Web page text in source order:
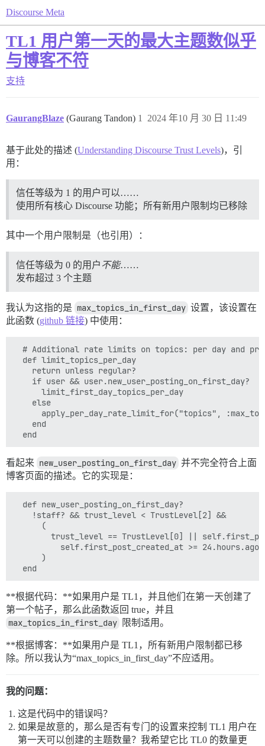
Discourse Meta
TL1 用户第一天的最大主题数似乎
与博客不符
支持
GaurangBlaze (Gaurang Tandon) 2024 年10 月 30 日 11:49
1
基于此处的描述 (Understanding Discourse Trust Levels)，引
用：
信任等级为 1 的用户可以……
使用所有核心 Discourse 功能；所有新用户限制均已移除
其中一个用户限制是（也引用）：
信任等级为 0 的用户 不能……
发布超过 3 个主题
我认为这指的是 max_topics_in_first_day 设置，该设置在
此函数 (github 链接) 中使用：
# Additional rate limits on topics: per day and
  def limit_topics_per_day
    return unless regular?
    if user && user.new_user_posting_on_first_day?
      limit_first_day_topics_per_day
    else
apply_per_day_rate_limit_for("topics",
    end
看起来 new_user_posting_on_first_day 并不完全符合上面
博客页面的描述。它的实现是：
  def new_user_posting_on_first_day?
    !staff? && trust_level < TrustLevel[2] &&
      (
trust_level == TrustLevel[0] ||
          self.first_post_created_at >= 24.hours.ago
      )
**根据代码：**如果用户是 TL1，并且他们在第一天创建了
第一个帖子，那么此函数返回 true，并且
max_topics_in_first_day 限制适用。
**根据博客：**如果用户是 TL1，所有新用户限制都已移
除。所以我认为“max_topics_in_first_day”不应适用。
我的问题：
这是代码中的错误吗？
如果是故意的，那么是否有专门的设置来控制 TL1 用户在
第一天可以创建的主题数量？我希望它比 TL0 的数量更